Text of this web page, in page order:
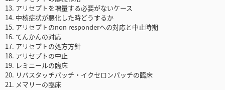
13. アリセプトを増量する必要がないケース
14. 中核症状が悪化した時どうするか
15. アリセプトのnon responderへの対応と中止時期
16. てんかんの対応
17. アリセプトの処方方針
18. アリセプトの中止
19. レミニールの臨床
20. リバスタッチパッチ・イクセロンパッチの臨床
21. メマリーの臨床